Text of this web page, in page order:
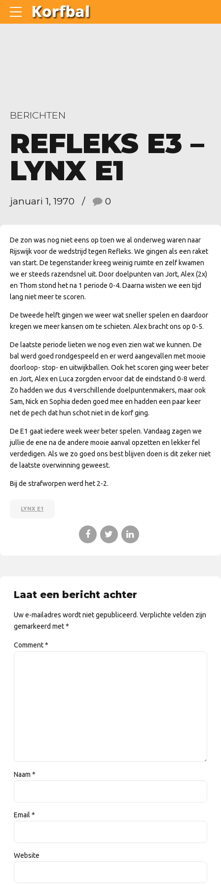
BERICHTEN
REFLEKS E3 –
LYNX E1
januari 1, 1970 0
De zon was nog niet eens op toen we al onderweg waren naar
Rijswijk voor de wedstrijd tegen Refleks. We gingen als een raket
van start. De tegenstander kreeg weinig ruimte en zelf kwamen
we er steeds razendsnel uit. Door doelpunten van Jort, Alex (2x)
en Thom stond het na 1 periode 0-4. Daarna wisten we een tijd
lang niet meer te scoren.
De tweede helft gingen we weer wat sneller spelen en daardoor
kregen we meer kansen om te schieten. Alex bracht ons op 0-5.
De laatste periode lieten we nog even zien wat we kunnen. De
bal werd goed rondgespeeld en er werd aangevallen met mooie
doorloop- stop- en uitwijkballen. Ook het scoren ging weer beter
en Jort, Alex en Luca zorgden ervoor dat de eindstand 0-8 werd.
Zo hadden we dus 4 verschillende doelpuntenmakers, maar ook
Sam, Nick en Sophia deden goed mee en hadden een paar keer
net de pech dat hun schot niet in de korf ging.
De E1 gaat iedere week weer beter spelen. Vandaag zagen we
jullie de ene na de andere mooie aanval opzetten en lekker fel
verdedigen. Als we zo goed ons best blijven doen is dit zeker niet
de laatste overwinning geweest.
Bij de strafworpen werd het 2-2.
LYNX E1
Laat een bericht achter
Uw e-mailadres wordt niet gepubliceerd. Verplichte velden zijn
gemarkeerd met *
Comment*
Naam *
Email *
Website